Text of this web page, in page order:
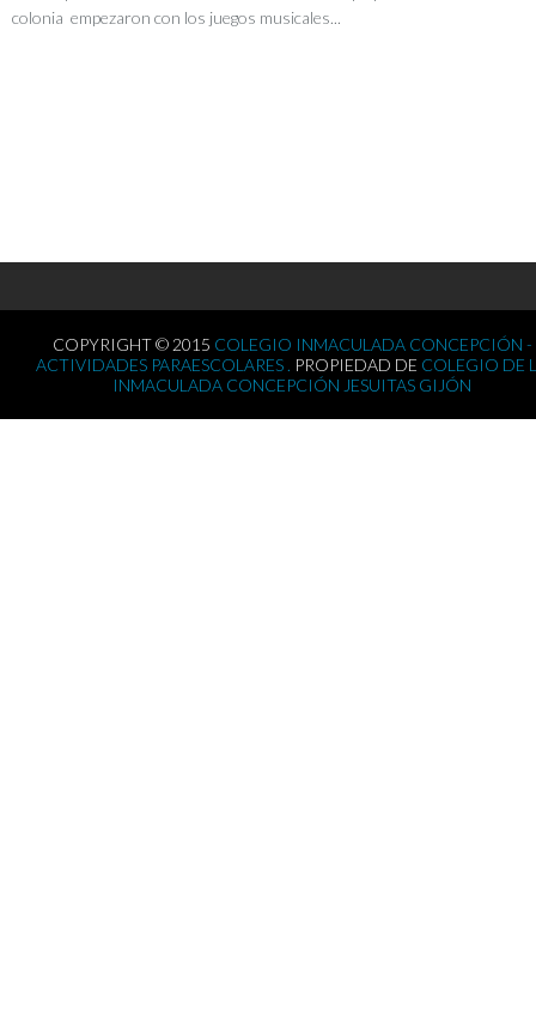
colonia empezaron con los juegos musicales...
COPYRIGHT © 2015 COLEGIO INMACULADA CONCEPCIÓN -
ACTIVIDADES PARAESCOLARES . PROPIEDAD DE COLEGIO DE
INMACULADA CONCEPCIÓN JESUITAS GIJÓN